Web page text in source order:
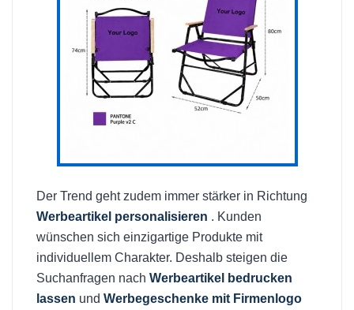
Der Trend geht zudem immer stärker in Richtung
Werbeartikel personalisieren . Kunden
wünschen sich einzigartige Produkte mit
individuellem Charakter. Deshalb steigen die
Suchanfragen nach Werbeartikel bedrucken
lassen und Werbegeschenke mit Firmenlogo